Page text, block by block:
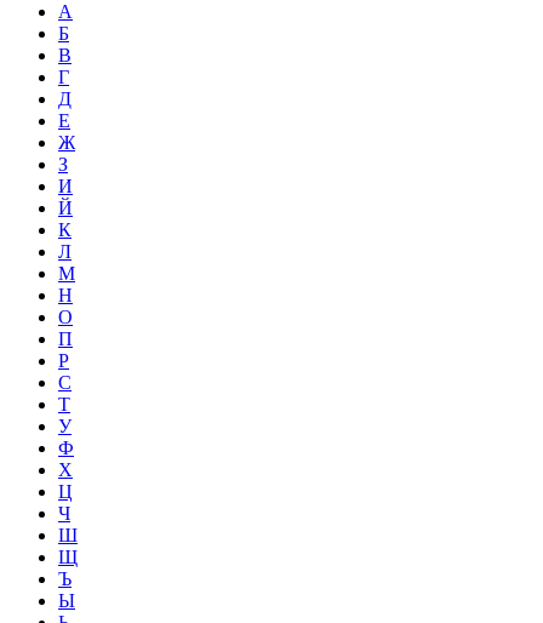
А
Б
В
Г
Д
Е
Ж
З
И
Й
К
Л
М
Н
О
П
Р
С
Т
У
Ф
Х
Ц
Ч
Ш
Щ
Ъ
Ы